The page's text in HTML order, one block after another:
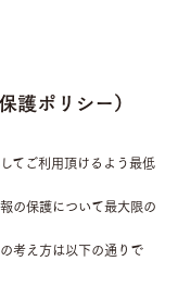
護ポリシー）
てご利用頂けるよう最低
の保護について最大限の
考え方は以下の通りで